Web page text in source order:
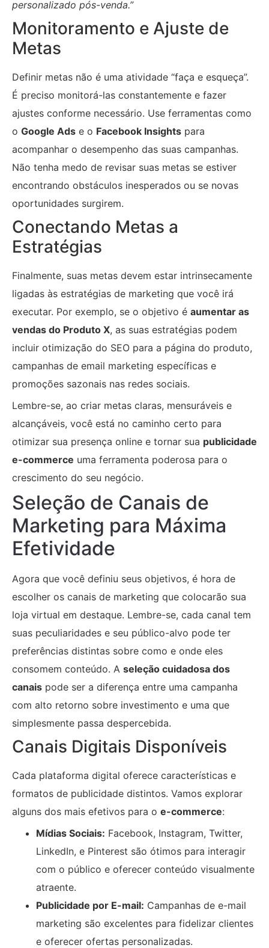
personalizado pós-venda.”
Monitoramento e Ajuste de
Metas
Definir metas não é uma atividade “faça e esqueça”.
É preciso monitorá-las constantemente e fazer
ajustes conforme necessário. Use ferramentas como
o Google Ads e o Facebook Insights para
acompanhar o desempenho das suas campanhas.
Não tenha medo de revisar suas metas se estiver
encontrando obstáculos inesperados ou se novas
oportunidades surgirem.
Conectando Metas a
Estratégias
Finalmente, suas metas devem estar intrinsecamente
ligadas às estratégias de marketing que você irá
executar. Por exemplo, se o objetivo é aumentar as
vendas do Produto X, as suas estratégias podem
incluir otimização do SEO para a página do produto,
campanhas de email marketing específicas e
promoções sazonais nas redes sociais.
Lembre-se, ao criar metas claras, mensuráveis e
alcançáveis, você está no caminho certo para
otimizar sua presença online e tornar sua publicidade
e-commerce uma ferramenta poderosa para o
crescimento do seu negócio.
Seleção de Canais de
Marketing para Máxima
Efetividade
Agora que você definiu seus objetivos, é hora de
escolher os canais de marketing que colocarão sua
loja virtual em destaque. Lembre-se, cada canal tem
suas peculiaridades e seu público-alvo pode ter
preferências distintas sobre como e onde eles
consomem conteúdo. A seleção cuidadosa dos
canais pode ser a diferença entre uma campanha
com alto retorno sobre investimento e uma que
simplesmente passa despercebida.
Canais Digitais Disponíveis
Cada plataforma digital oferece características e
formatos de publicidade distintos. Vamos explorar
alguns dos mais efetivos para o e-commerce:
Mídias Sociais: Facebook, Instagram, Twitter,
LinkedIn, e Pinterest são ótimos para interagir
com o público e oferecer conteúdo visualmente
atraente.
Publicidade por E-mail: Campanhas de e-mail
marketing são excelentes para fidelizar clientes
e oferecer ofertas personalizadas.